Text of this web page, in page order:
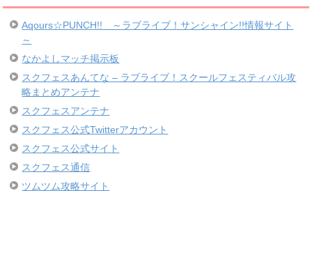
Aqours☆PUNCH!! ～ラブライブ！サンシャイン!!情報サイト
～
なかよしマッチ掲示板
スクフェスあんてな – ラブライブ！スクールフェスティバル攻
略まとめアンテナ
スクフェスアンテナ
スクフェス公式Twitterアカウント
スクフェス公式サイト
スクフェス通信
ツムツム攻略サイト